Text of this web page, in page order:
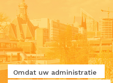
Omdat uw administratie